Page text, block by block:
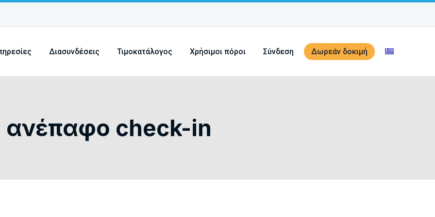
Διασυνδέσεις Τιμοκατάλογος Χρήσιμοι πόροι Σύνδεση Δωρεάν δοκιμή
ανέπαφο check-in